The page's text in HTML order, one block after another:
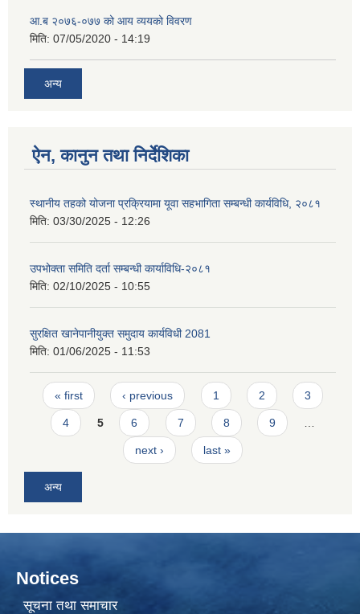
आ.ब २०७६-०७७ को आय व्ययको विवरण
मिति: 07/05/2020 - 14:19
अन्य
ऐन, कानुन तथा निर्देशिका
स्थानीय तहको योजना प्रक्रियामा यूवा सहभागिता सम्बन्धी कार्यविधि, २०८१
मिति: 03/30/2025 - 12:26
उपभोक्ता समिति दर्ता सम्बन्धी कार्याविधि-२०८१
मिति: 02/10/2025 - 10:55
सुरक्षित खानेपानीयुक्त समुदाय कार्यविधी 2081
मिति: 01/06/2025 - 11:53
Pages
« first ‹ previous 1 2 3
4 5 6 7 8 9
next › last »
अन्य
Notices
सूचना तथा समाचार